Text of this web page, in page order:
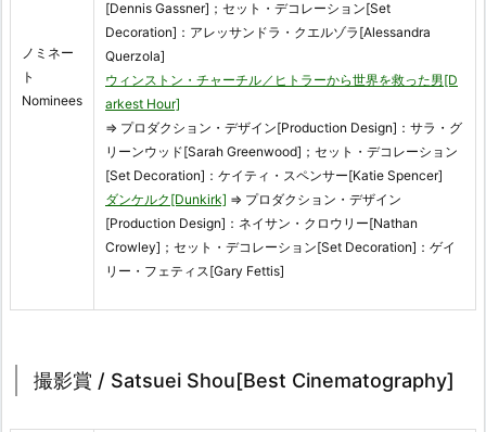
ノミネー
ト
Nominees
[Dennis Gassner]；セット・デコレーション[Set
Decoration]：アレッサンドラ・クエルゾラ[Alessandra
Querzola]
ウィンストン・チャーチル／ヒトラーから世界を救った男[D
arkest Hour]
⇒ プロダクション・デザイン[Production Design]：サラ・グ
リーンウッド[Sarah Greenwood]；セット・デコレーション
[Set Decoration]：ケイティ・スペンサー[Katie Spencer]
ダンケルク[Dunkirk] ⇒ プロダクション・デザイン
[Production Design]：ネイサン・クロウリー[Nathan
Crowley]；セット・デコレーション[Set Decoration]：ゲイ
リー・フェティス[Gary Fettis]
撮影賞 / Satsuei Shou[Best Cinematography]